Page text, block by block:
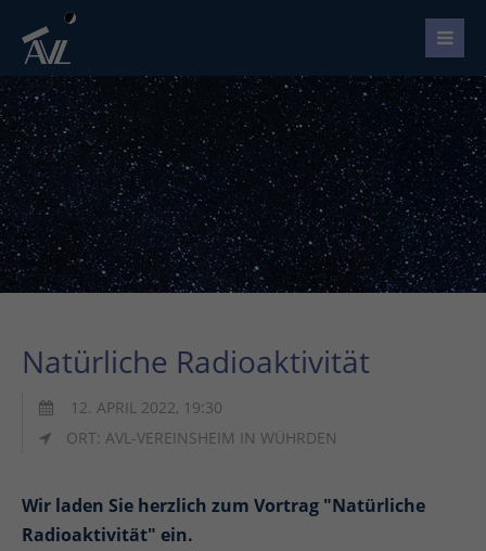
Natürliche Radioaktivität
12. APRIL 2022, 19:30
ORT: AVL-VEREINSHEIM IN WÜHRDEN
Wir laden Sie herzlich zum Vortrag "Natürliche
Radioaktivität" ein.